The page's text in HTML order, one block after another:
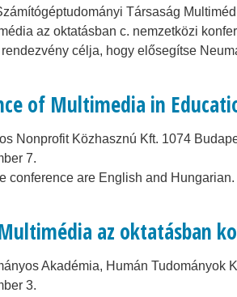
Társaság
az oktatásban c. nemzetközi
rendezvény célja, hogy elősegítse
of Multimedia in
Nonprofit Közhasznú Kft. 1074
7.
conference are English and Hungarian.
az oktatásban
Akadémia, Humán Tudományok
3.